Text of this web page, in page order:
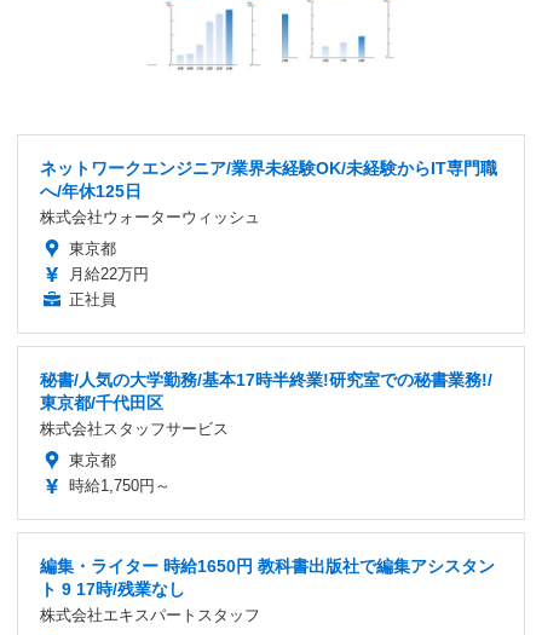
ネットワークエンジニア/業界未経験OK/未経験からIT専門職
へ/年休125日
株式会社ウォーターウィッシュ
東京都
月給22万円
正社員
秘書/人気の大学勤務/基本17時半終業!研究室での秘書業務!/
東京都/千代田区
株式会社スタッフサービス
東京都
時給1,750円～
編集・ライター 時給1650円 教科書出版社で編集アシスタン
ト 9 17時/残業なし
株式会社エキスパートスタッフ